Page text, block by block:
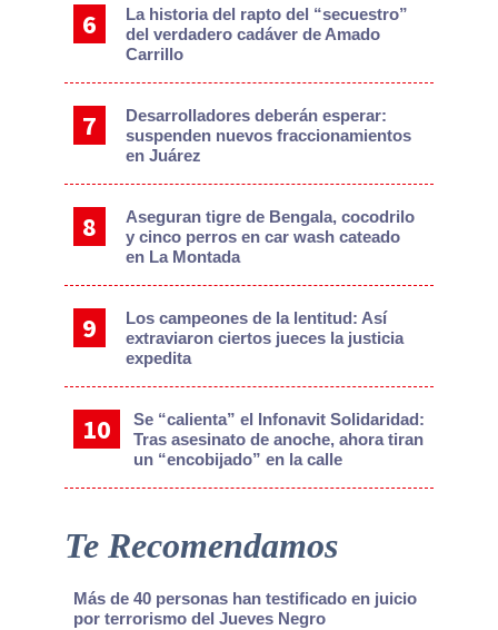
La historia del rapto del “secuestro”
del verdadero cadáver de Amado
Carrillo
Desarrolladores deberán esperar:
suspenden nuevos fraccionamientos
en Juárez
Aseguran tigre de Bengala, cocodrilo
y cinco perros en car wash cateado
en La Montada
Los campeones de la lentitud: Así
extraviaron ciertos jueces la justicia
expedita
Se “calienta” el Infonavit Solidaridad:
Tras asesinato de anoche, ahora tiran
un “encobijado” en la calle
Te Recomendamos
Más de 40 personas han testificado en juicio
por terrorismo del Jueves Negro